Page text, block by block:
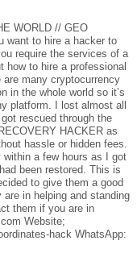
WORLD // GEO
want to hire a hacker to
require the services of a
how to hire a professional
many cryptocurrency
in the whole world so it’s
platform. I lost almost all
rescued through the
HACKER as
hassle or hidden fees.
a few hours as I got
been restored. This is
to give them a good
in helping and standing
them if you are in
Website;
hack WhatsApp: